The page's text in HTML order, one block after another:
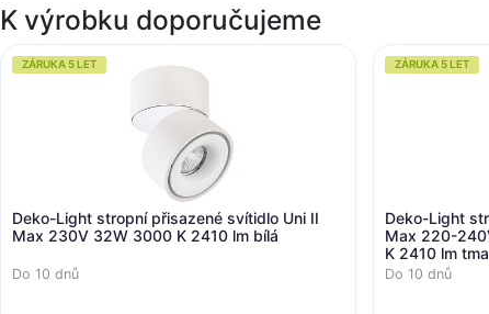
K výrobku doporučujeme
ZÁRUKA 5 LET
Deko-Light stropní přisazené svítidlo Uni II
Max 230V 32W 3000 K 2410 lm bílá
Do 10 dnů
ZÁRUKA 5 LET
Deko-Light
Max 220-
K 2410 lm
Do 10 dnů